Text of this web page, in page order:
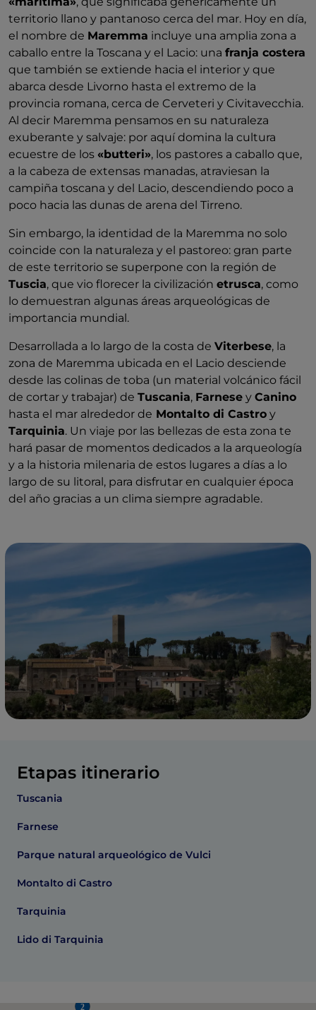
territorio llano y pantanoso cerca del mar. Hoy en día,
el nombre de Maremma incluye una amplia zona a
caballo entre la Toscana y el Lacio: una franja costera
que también se extiende hacia el interior y que
abarca desde Livorno hasta el extremo de la
provincia romana, cerca de Cerveteri y Civitavecchia.
Al decir Maremma pensamos en su naturaleza
exuberante y salvaje: por aquí domina la cultura
ecuestre de los «butteri», los pastores a caballo que,
a la cabeza de extensas manadas, atraviesan la
campiña toscana y del Lacio, descendiendo poco a
poco hacia las dunas de arena del Tirreno.
Sin embargo, la identidad de la Maremma no solo
coincide con la naturaleza y el pastoreo: gran parte
de este territorio se superpone con la región de
Tuscia, que vio florecer la civilización etrusca, como
lo demuestran algunas áreas arqueológicas de
importancia mundial.
Desarrollada a lo largo de la costa de Viterbese, la
zona de Maremma ubicada en el Lacio desciende
desde las colinas de toba (un material volcánico fácil
de cortar y trabajar) de Tuscania, Farnese y Canino
hasta el mar alrededor de Montalto di Castro y
Tarquinia. Un viaje por las bellezas de esta zona te
hará pasar de momentos dedicados a la arqueología
y a la historia milenaria de estos lugares a días a lo
largo de su litoral, para disfrutar en cualquier época
del año gracias a un clima siempre agradable.
Etapas itinerario
Tuscania
Farnese
Parque natural arqueológico de Vulci
Montalto di Castro
Tarquinia
Lido di Tarquinia